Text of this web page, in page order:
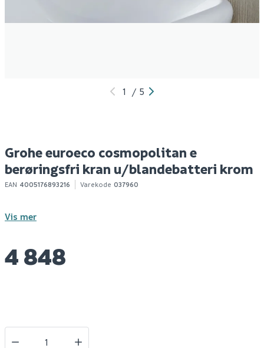
Klikk & Hent
Klikk & Hent
1 / 5
Grohe euroeco cosmopolitan e
berøringsfri kran u/blandebatteri krom
EAN 4005176893216 Varekode 037960
Vis mer
4 848